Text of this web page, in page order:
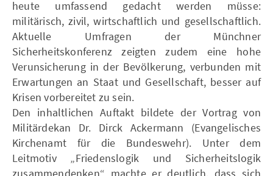
heute umfassend gedacht werden müsse:
militärisch, zivil, wirtschaftlich und gesellschaftlich.
Aktuelle Umfragen der Münchner
Sicherheitskonferenz zeigten zudem eine hohe
Verunsicherung in der Bevölkerung, verbunden mit
Erwartungen an Staat und Gesellschaft, besser auf
Krisen vorbereitet zu sein.
Den inhaltlichen Auftakt bildete der Vortrag von
Militärdekan Dr. Dirck Ackermann (Evangelisches
Kirchenamt für die Bundeswehr). Unter dem
Leitmotiv „Friedenslogik und Sicherheitslogik
zusammendenken“ machte er deutlich, dass sich